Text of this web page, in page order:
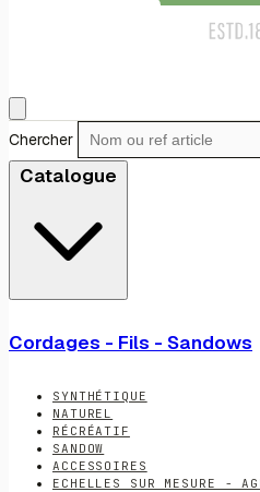
Chercher
Catalogue
Cordages - Fils - Sandows
SYNTHÉTIQUE
NATUREL
RÉCRÉATIF
SANDOW
ACCESSOIRES
ECHELLES SUR MESURE -